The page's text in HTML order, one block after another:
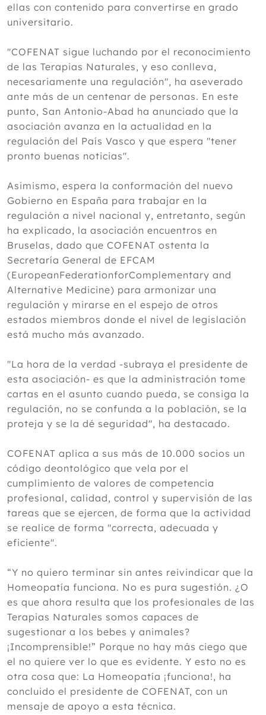
ellas con contenido para convertirse en grado
universitario.
"COFENAT sigue luchando por el reconocimiento
de las Terapias Naturales, y eso conlleva,
necesariamente una regulación", ha aseverado
ante más de un centenar de personas. En este
punto, San Antonio-Abad ha anunciado que la
asociación avanza en la actualidad en la
regulación del País Vasco y que espera "tener
pronto buenas noticias".
Asimismo, espera la conformación del nuevo
Gobierno en España para trabajar en la
regulación a nivel nacional y, entretanto, según
ha explicado, la asociación encuentros en
Bruselas, dado que COFENAT ostenta la
Secretaría General de EFCAM
(EuropeanFederationforComplementary and
Alternative Medicine) para armonizar una
regulación y mirarse en el espejo de otros
estados miembros donde el nivel de legislación
está mucho más avanzado.
"La hora de la verdad -subraya el presidente de
esta asociación- es que la administración tome
cartas en el asunto cuando pueda, se consiga la
regulación, no se confunda a la población, se la
proteja y se la dé seguridad", ha destacado.
COFENAT aplica a sus más de 10.000 socios un
código deontológico que vela por el
cumplimiento de valores de competencia
profesional, calidad, control y supervisión de las
tareas que se ejercen, de forma que la actividad
se realice de forma "correcta, adecuada y
eficiente".
“Y no quiero terminar sin antes reivindicar que la
Homeopatía funciona. No es pura sugestión. ¿O
es que ahora resulta que los profesionales de las
Terapias Naturales somos capaces de
sugestionar a los bebes y animales?
¡Incomprensible!” Porque no hay más ciego que
el no quiere ver lo que es evidente. Y esto no es
otra cosa que: La Homeopatía ¡funciona!, ha
concluido el presidente de COFENAT, con un
mensaje de apoyo a esta técnica.